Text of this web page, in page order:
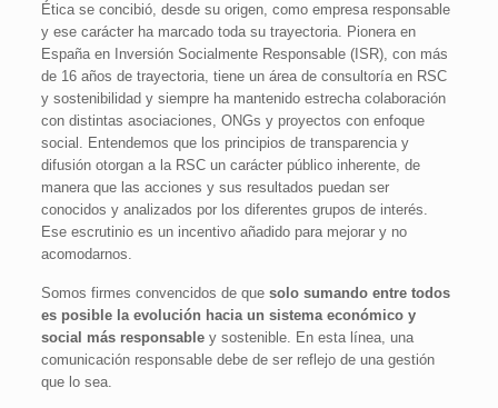
Ética se concibió, desde su origen, como empresa responsable
y ese carácter ha marcado toda su trayectoria. Pionera en
España en Inversión Socialmente Responsable (ISR), con más
de 16 años de trayectoria, tiene un área de consultoría en RSC
y sostenibilidad y siempre ha mantenido estrecha colaboración
con distintas asociaciones, ONGs y proyectos con enfoque
social. Entendemos que los principios de transparencia y
difusión otorgan a la RSC un carácter público inherente, de
manera que las acciones y sus resultados puedan ser
conocidos y analizados por los diferentes grupos de interés.
Ese escrutinio es un incentivo añadido para mejorar y no
acomodarnos.
Somos firmes convencidos de quesolo sumando entre todos
es posible la evolución hacia un sistema económico y
social más responsable y sostenible. En esta línea, una
comunicación responsable debe de ser reflejo de una gestión
que lo sea.